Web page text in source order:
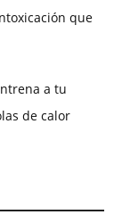
que
a tu
de calor